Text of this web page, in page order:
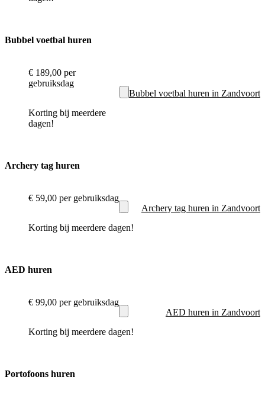
Bubbel voetbal huren
€ 189,00 per
gebruiksdag
Korting bij meerdere
dagen!
Bubbel voetbal huren in Zandvoort
Archery tag huren
€ 59,00 per gebruiksdag
Korting bij meerdere dagen!
Archery tag huren in Zandvoort
AED huren
€ 99,00 per gebruiksdag
Korting bij meerdere dagen!
AED huren in Zandvoort
Portofoons huren